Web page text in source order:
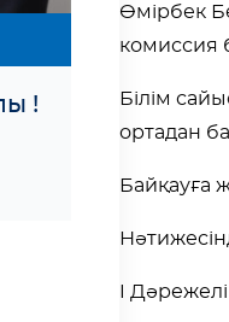
!
Өмірбек
комиссия
Білім
ортадан
Байқауға
I